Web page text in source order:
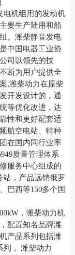
机组用的发动机
要生产陆用和船
。潍柴静音发电
中国电器工业协
司以领先的技
断为用户提供全
,潍柴动力在原柴
开发设计的，通
等优化改进，达
性和更好配套适
航空电站、特种
在国内同行业率
质量管理体系
服务中心组成的
站，产品远销俄罗
巴西等150多个国
，潍柴动力机
配置知名品牌潍
产品系列包括潍
列， 潍柴动力